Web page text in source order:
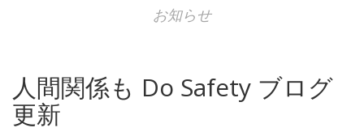
お知らせ
人間関係も Do Safety ブログ
更新